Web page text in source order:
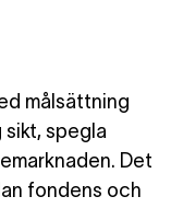
målsättning
sikt, spegla
Det
fondens och